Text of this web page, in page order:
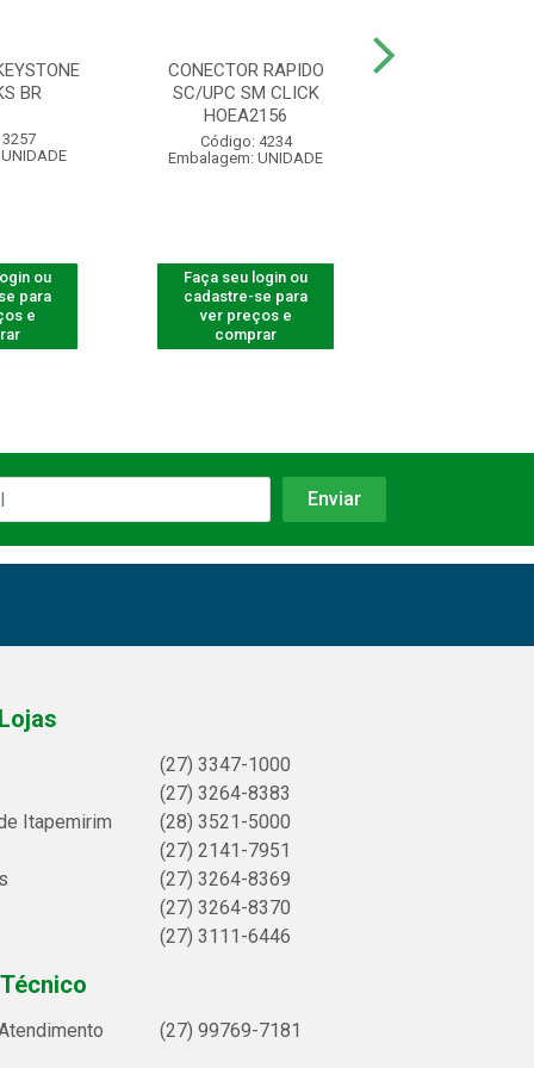
BR
ou
para
e
CONECTOR RAPIDO
SC/UPC SM CLICK
HOEA2156
Código: 4234
Embalagem: UNIDADE
Faça seu login ou
cadastre-se para
ver preços e
comprar
(27) 3347-1000
(27) 3264-8383
Itapemirim
(28) 3521-5000
(27) 2141-7951
(27) 3264-8369
(27) 3264-8370
(27) 3111-6446
(27) 99769-7181